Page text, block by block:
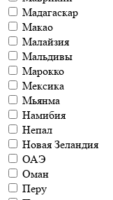
Мадагаскар
Макао
Малайзия
Мальдивы
Марокко
Мексика
Мьянма
Намибия
Непал
Новая Зеландия
ОАЭ
Оман
Перу